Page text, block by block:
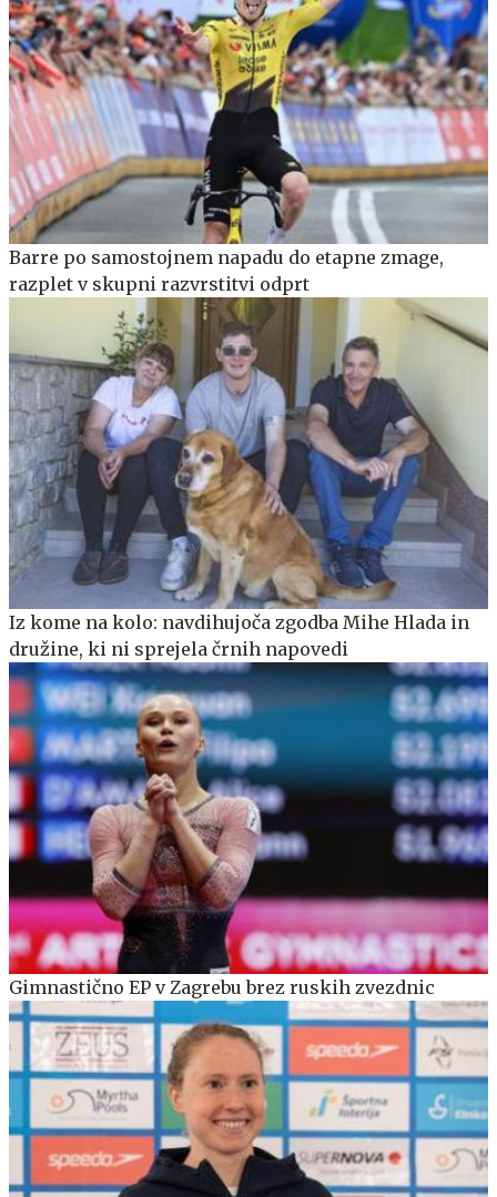
Barre po samostojnem napadu do etapne zmage,
razplet v skupni razvrstitvi odprt
Iz kome na kolo: navdihujoča zgodba Mihe Hlada in
družine, ki ni sprejela črnih napovedi
Gimnastično EP v Zagrebu brez ruskih zvezdnic